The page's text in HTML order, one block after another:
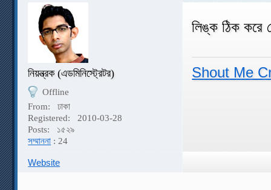
নিয়ন্ত্রক (এডমিনিস্ট্রেটর)
Offline
From:
ঢাকা
Registered:
2010-03-28
Posts:
১৫২৯
সম্মাননা : 24
লিঙ্ক ঠিক করে
Shout Me
Website